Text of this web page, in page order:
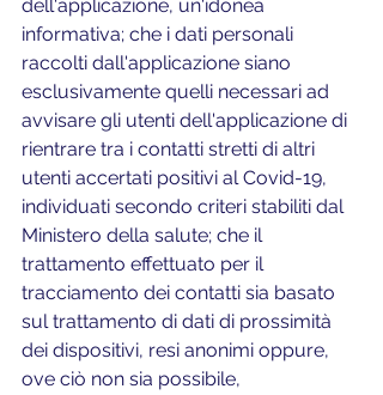
dell'applicazione, un'idonea
informativa; che i dati personali
raccolti dall'applicazione siano
esclusivamente quelli necessari ad
avvisare gli utenti dell'applicazione di
rientrare tra i contatti stretti di altri
utenti accertati positivi al Covid-19,
individuati secondo criteri stabiliti dal
Ministero della salute; che il
trattamento effettuato per il
tracciamento dei contatti sia basato
sul trattamento di dati di prossimità
dei dispositivi, resi anonimi oppure,
ove ciò non sia possibile,